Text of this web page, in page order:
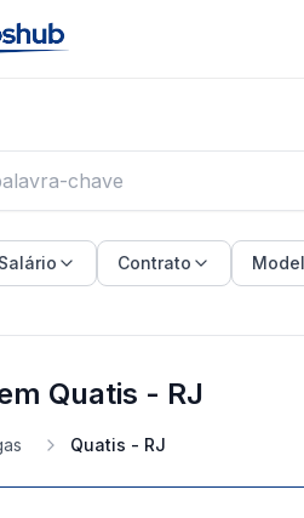
Salário Contrato
Quatis - RJ
Quatis - RJ